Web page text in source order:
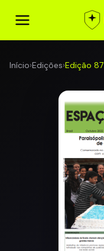
Início›Edições›Edição 87